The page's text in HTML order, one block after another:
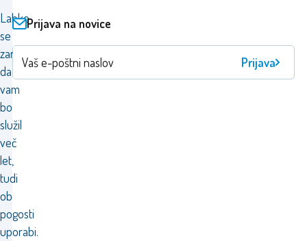
Lahko
se
zanesete,
da
vam
bo
služil
več
let,
tudi
ob
pogosti
uporabi.
Prijava na novice
Prijava